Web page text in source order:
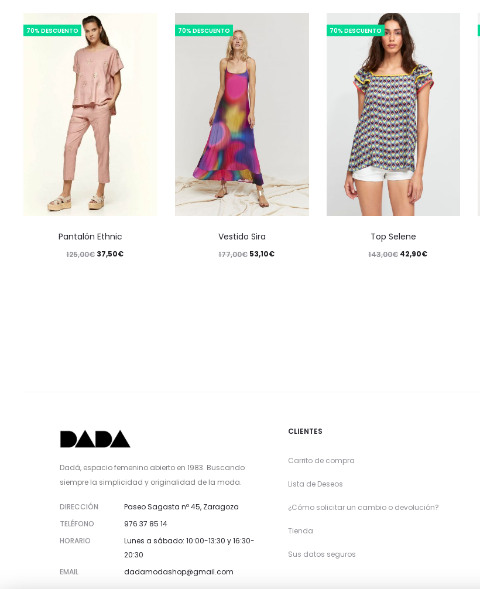
70% DESCUENTO
Pantalón Ethnic
125,00€ 37,50€
70% DESCUENTO
Vestido Sira
177,00€ 53,10€
70% DESCUENTO
Top Selene
143,00€ 42,90€
Dadá, espacio femenino abierto en 1983. Buscando
siempre la simplicidad y originalidad de la moda.
DIRECCIÓN
Paseo Sagasta nº 45, Zaragoza
TELÉFONO
976 37 85 14
HORARIO
Lunes a sábado: 10:00-13:30 y 16:30-
20:30
EMAIL
dadamodashop@gmail.com
CLIENTES
Carrito de compra
Lista de Deseos
¿Cómo solicitar un cambio o devolución?
Tienda
Sus datos seguros